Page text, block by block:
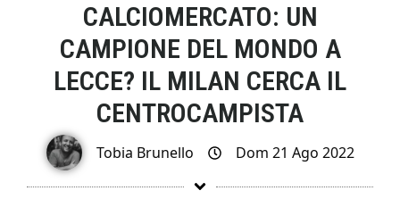
CALCIOMERCATO: UN
CAMPIONE DEL MONDO A
LECCE? IL MILAN CERCA IL
CENTROCAMPISTA
Tobia Brunello Dom 21 Ago 2022